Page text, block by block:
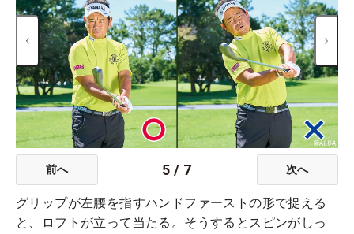
前へ 5 / 7 次へ
グリップが左腰を指すハンドファーストの形で捉える
と、ロフトが立って当たる。そうするとスピンがしっ